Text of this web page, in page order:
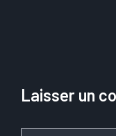
Laisser un